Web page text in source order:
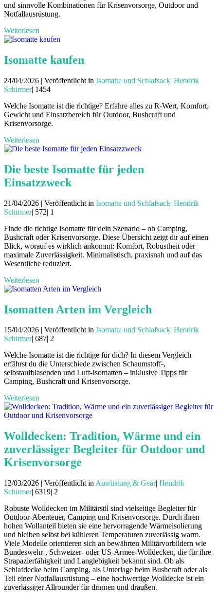
und sinnvolle Kombinationen für Krisenvorsorge, Outdoor und
Notfallausrüstung.
Weiterlesen
Isomatte kaufen
24/04/2026 | Veröffentlicht in Isomatte und Schlafsack| Hendrik
Schirmer| 1454
Welche Isomatte ist die richtige? Erfahre alles zu R-Wert, Komfort,
Gewicht und Einsatzbereich für Outdoor, Bushcraft und
Krisenvorsorge.
Weiterlesen
Die beste Isomatte für jeden
Einsatzzweck
21/04/2026 | Veröffentlicht in Isomatte und Schlafsack| Hendrik
Schirmer| 572| 1
Finde die richtige Isomatte für dein Szenario – ob Camping,
Bushcraft oder Krisenvorsorge. Diese Übersicht zeigt dir auf einen
Blick, worauf es wirklich ankommt: Komfort, Robustheit oder
maximale Zuverlässigkeit. Minimalistisch, praxisnah und auf das
Wesentliche reduziert.
Weiterlesen
Isomatten Arten im Vergleich
15/04/2026 | Veröffentlicht in Isomatte und Schlafsack| Hendrik
Schirmer| 687| 2
Welche Isomatte ist die richtige für dich? In diesem Vergleich
erfährst du die Unterschiede zwischen Schaumstoff-,
selbstaufblasenden und Luft-Isomatten – inklusive Tipps für
Camping, Bushcraft und Krisenvorsorge.
Weiterlesen
Wolldecken: Tradition, Wärme und ein
zuverlässiger Begleiter für Outdoor und
Krisenvorsorge
12/03/2026 | Veröffentlicht in Ausrüstung & Gear| Hendrik
Schirmer| 6319| 2
Robuste Wolldecken im Militärstil sind vielseitige Begleiter für
Outdoor-Abenteuer, Camping und Krisenvorsorge. Durch ihren
hohen Wollanteil bieten sie eine hervorragende Wärmeisolierung
und bleiben selbst bei kühleren Temperaturen zuverlässig warm.
Viele Modelle orientieren sich an bewährten Militärvorbildern wie
Bundeswehr-, Schweizer- oder US-Armee-Wolldecken, die für ihre
Strapazierfähigkeit und Langlebigkeit bekannt sind. Ob als
Schlafdecke beim Camping, als Unterlage beim Bushcraft oder als
Teil einer Notfallausrüstung – eine hochwertige Wolldecke ist ein
zuverlässiger Allrounder für drinnen und draußen.